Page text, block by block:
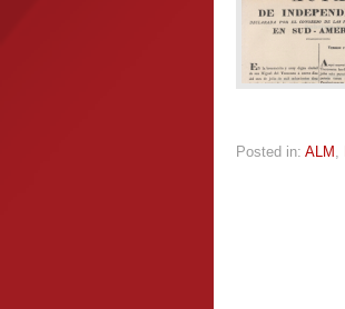
Posted in: ALM ,